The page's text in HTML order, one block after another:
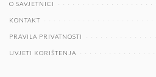
O SAVJETNICI
KONTAKT
PRAVILA PRIVATNOSTI
UVJETI KORIŠTENJA